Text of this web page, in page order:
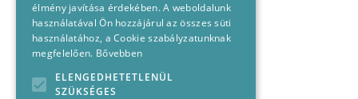
élmény javítása érdekében. A weboldalunk
használatával Ön hozzájárul az összes süti
használatához, a Cookie szabályzatunknak
megfelelően. Bővebben
ELENGEDHETETLENÜL
SZÜKSÉGES